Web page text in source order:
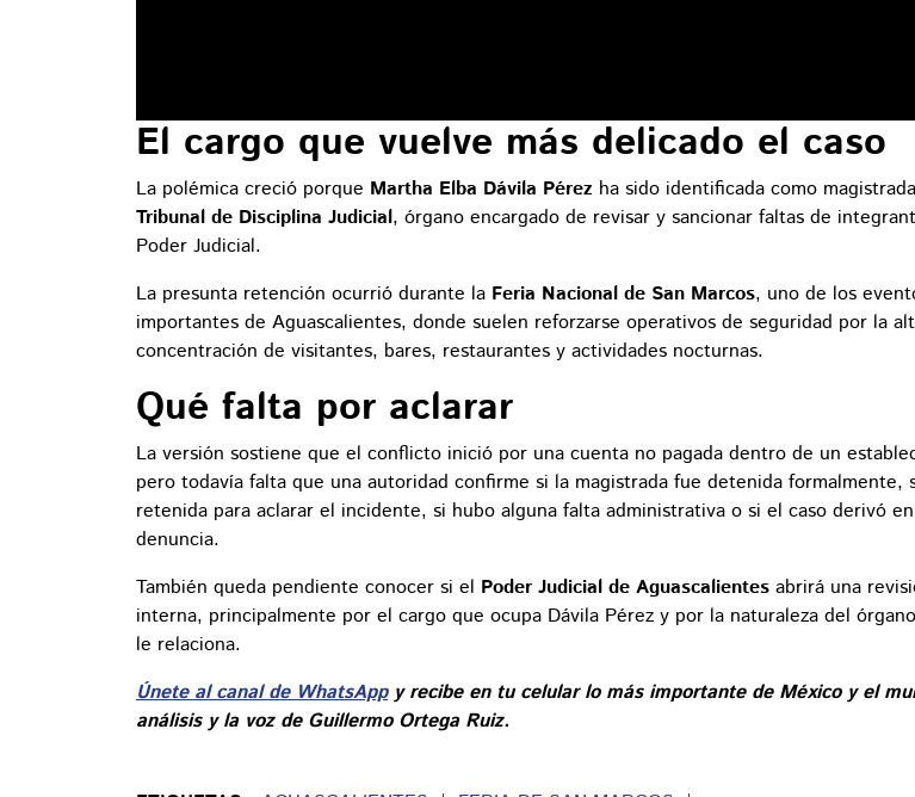
El cargo que vuelve más delicado el caso
La polémica creció porque Martha Elba Dávila Pérez ha sido identificada como
Tribunal de Disciplina Judicial, órgano encargado de revisar y sancionar faltas de
Poder Judicial.
La presunta retención ocurrió durante la Feria Nacional de San Marcos, uno de los
importantes de Aguascalientes, donde suelen reforzarse operativos de seguridad por la
concentración de visitantes, bares, restaurantes y actividades nocturnas.
Qué falta por aclarar
La versión sostiene que el conflicto inició por una cuenta no pagada dentro de un
pero todavía falta que una autoridad confirme si la magistrada fue detenida formalmente,
retenida para aclarar el incidente, si hubo alguna falta administrativa o si el caso derivó
denuncia.
También queda pendiente conocer si el Poder Judicial de Aguascalientes abrirá una
interna, principalmente por el cargo que ocupa Dávila Pérez y por la naturaleza del
le relaciona.
Únete al canal de WhatsAppy recibe en tu celular lo más importante de México y el
análisis y la voz de Guillermo Ortega Ruiz.